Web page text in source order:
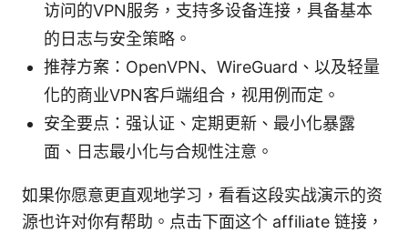
访问的VPN服务，支持多设备连接，具备基本
的日志与安全策略。
推荐方案：OpenVPN、WireGuard、以及轻量
化的商业VPN客户端组合，视用例而定。
安全要点：强认证、定期更新、最小化暴露
面、日志最小化与合规性注意。
如果你愿意更直观地学习，看看这段实战演示的资
源也许对你有帮助。点击下面这个 affiliate 链接，